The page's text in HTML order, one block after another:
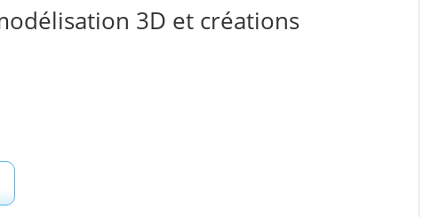
3D et créations